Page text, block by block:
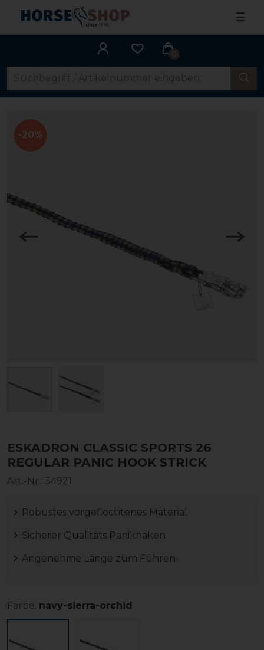
☰
0
-20%
ESKADRON CLASSIC SPORTS 26
REGULAR PANIC HOOK STRICK
Art.-Nr.: 34921
Robustes vorgeflochtenes Material
Sicherer Qualitäts Panikhaken
Angenehme Länge zum Führen
Farbe: navy-sierra-orchid